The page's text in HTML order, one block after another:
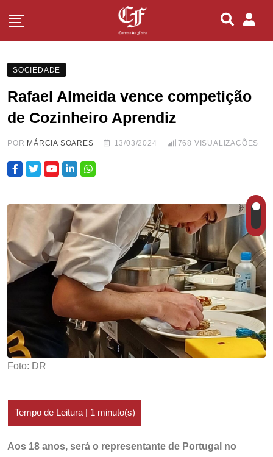
SOCIEDADE
Rafael Almeida vence competição
de Cozinheiro Aprendiz
POR MÁRCIA SOARES 13/03/2024 768 VISUALIZAÇÕES
Foto: DR
Aos 18 anos, será o representante de Portugal no